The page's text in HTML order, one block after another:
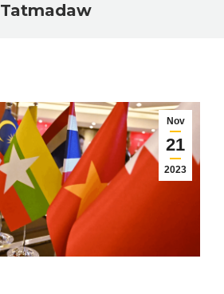
Tatmadaw
Nov
21
2023